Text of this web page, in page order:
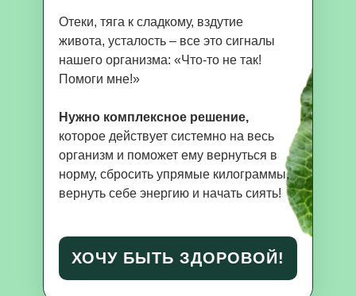
Отеки, тяга к сладкому, вздутие
живота, усталость – все это сигналы
нашего организма: «Что-то не так!
Помоги мне!»
Нужно комплексное решение,
которое действует системно на весь
организм и поможет ему вернуться в
норму, сбросить упрямые килограммы,
вернуть себе энергию и начать сиять!
ХОЧУ БЫТЬ ЗДОРОВОЙ!